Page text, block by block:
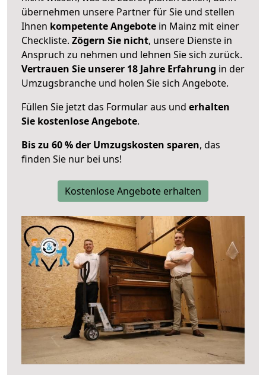
übernehmen unsere Partner für Sie und stellen
Ihnen kompetente Angebote in Mainz mit einer
Checkliste. Zögern Sie nicht, unsere Dienste in
Anspruch zu nehmen und lehnen Sie sich zurück.
Vertrauen Sie unserer 18 Jahre Erfahrung in der
Umzugsbranche und holen Sie sich Angebote.
Füllen Sie jetzt das Formular aus und erhalten
Sie kostenlose Angebote.
Bis zu 60 % der Umzugskosten sparen, das
finden Sie nur bei uns!
Kostenlose Angebote erhalten